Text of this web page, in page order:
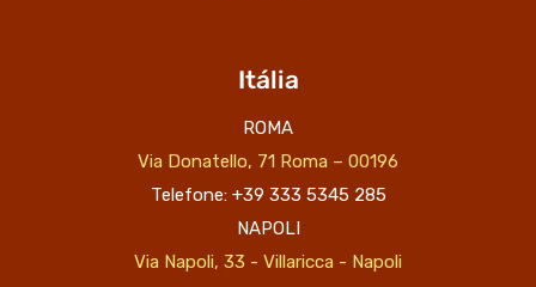
Itália
ROMA
Via Donatello, 71 Roma – 00196
Telefone: +39 333 5345 285
NAPOLI
Via Napoli, 33 - Villaricca - Napoli